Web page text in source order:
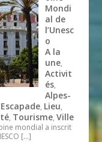
Mondi
al de
l’Unesc
o
A la
une,
Activit
és,
Alpes-
Escapade, Lieu,
, Tourisme,Ville
mondial a inscrit
[…]